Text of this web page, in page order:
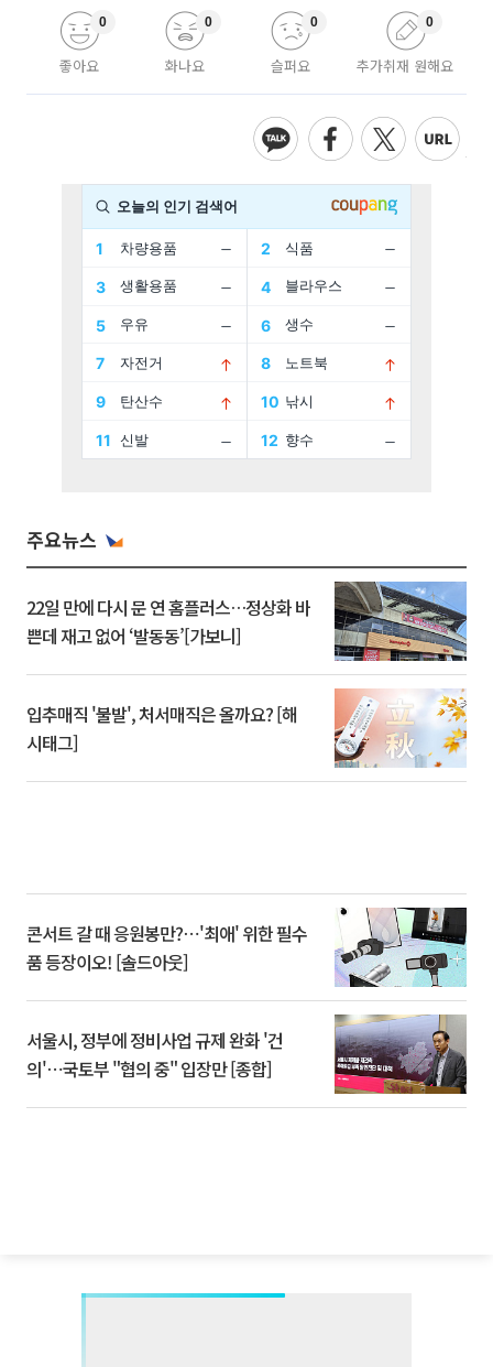
좋아요
0
화나요
0
슬퍼요
0
추가취재 원해요
0
주요뉴스
22일 만에 다시 문 연 홈플러스…정상화 바
쁜데 재고 없어 ‘발동동’[가보니]
입추매직 '불발', 처서매직은 올까요? [해
시태그]
콘서트 갈 때 응원봉만?⋯'최애' 위한 필수
품 등장이오! [솔드아웃]
서울시, 정부에 정비사업 규제 완화 '건
의'⋯국토부 "협의 중" 입장만 [종합]